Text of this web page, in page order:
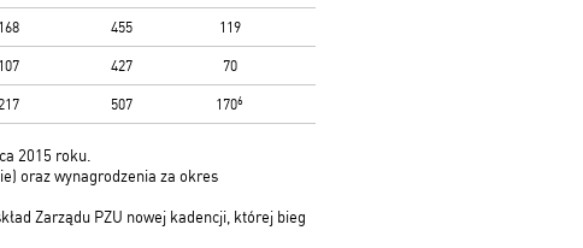
168 455 119
107 427 70
507 1706
2015 roku.
oraz wynagrodzenia za okres
Zarządu PZU nowej kadencji, której bieg